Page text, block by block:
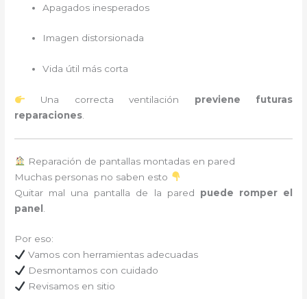
Apagados inesperados
Imagen distorsionada
Vida útil más corta
Una correcta ventilación previene futuras
reparaciones
Reparación de pantallas montadas en pared
Muchas personas no saben esto
Quitar mal una pantalla de la pared puede romper el
panel
Por eso:
Vamos con herramientas adecuadas
Desmontamos con cuidado
Revisamos en sitio